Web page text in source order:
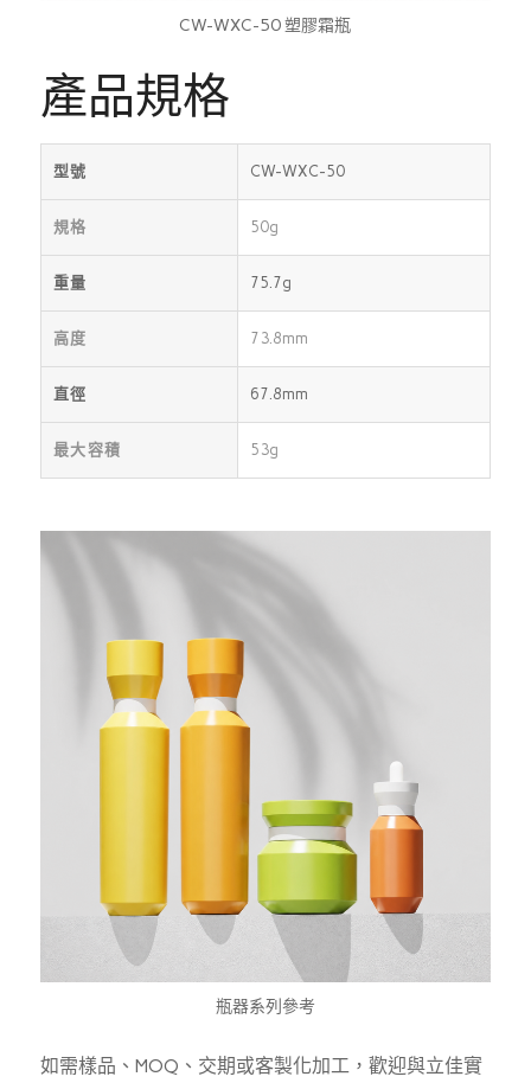
CW-WXC-50 塑膠霜瓶
產品規格
型號 CW-WXC-50
規格 50g
重量 75.7g
高度 73.8mm
直徑 67.8mm
最大容積 53g
瓶器系列參考
如需樣品、MOQ、交期或客製化加工，歡迎與立佳實